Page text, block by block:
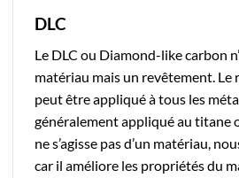
DLC
Le DLC ou Diamond-like carbon
matériau mais un revêtement. Le
peut être appliqué à tous les
généralement appliqué au titane
ne s’agisse pas d’un matériau,
car il améliore les propriétés du